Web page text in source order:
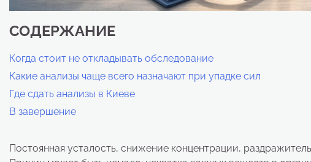
СОДЕРЖАНИЕ
Когда стоит не откладывать обследование
Какие анализы чаще всего назначают при упадке сил
Где сдать анализы в Киеве
В завершение
Постоянная усталость, снижение концентрации,